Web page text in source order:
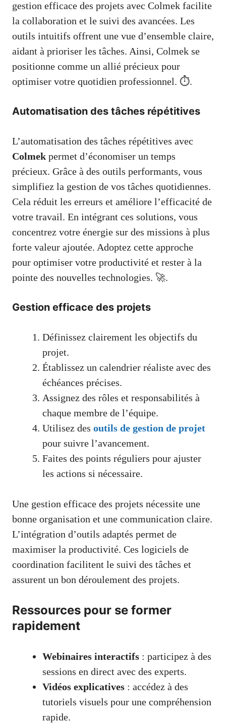
gestion efficace des projets avec Colmek facilite
la collaboration et le suivi des avancées. Les
outils intuitifs offrent une vue d’ensemble claire,
aidant à prioriser les tâches. Ainsi, Colmek se
positionne comme un allié précieux pour
optimiser votre quotidien professionnel. ⏱️.
Automatisation des tâches répétitives
L’automatisation des tâches répétitives avec
Colmek permet d’économiser un temps
précieux. Grâce à des outils performants, vous
simplifiez la gestion de vos tâches quotidiennes.
Cela réduit les erreurs et améliore l’efficacité de
votre travail. En intégrant ces solutions, vous
concentrez votre énergie sur des missions à plus
forte valeur ajoutée. Adoptez cette approche
pour optimiser votre productivité et rester à la
pointe des nouvelles technologies. 🚀.
Gestion efficace des projets
Définissez clairement les objectifs du
projet.
Établissez un calendrier réaliste avec des
échéances précises.
Assignez des rôles et responsabilités à
chaque membre de l’équipe.
Utilisez des outils de gestion de projet
pour suivre l’avancement.
Faites des points réguliers pour ajuster
les actions si nécessaire.
Une gestion efficace des projets nécessite une
bonne organisation et une communication claire.
L’intégration d’outils adaptés permet de
maximiser la productivité. Ces logiciels de
coordination facilitent le suivi des tâches et
assurent un bon déroulement des projets.
Ressources pour se former
rapidement
Webinaires interactifs : participez à des
sessions en direct avec des experts.
Vidéos explicatives : accédez à des
tutoriels visuels pour une compréhension
rapide.